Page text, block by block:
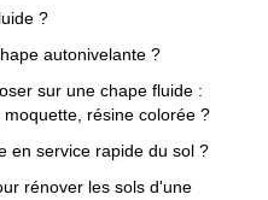
?
autonivelante ?
sur une chape fluide :
résine colorée ?
en service rapide du sol ?
rénover les sols d'une